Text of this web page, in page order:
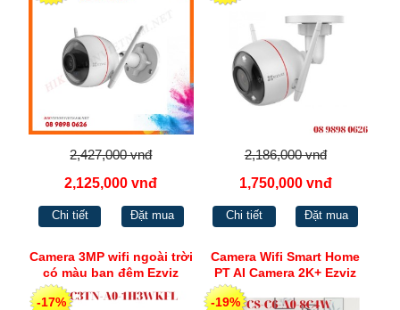
2,427,000 vnđ
2,125,000 vnđ
Chi tiết Đặt mua
2,186,000 vnđ
1,750,000 vnđ
Chi tiết Đặt mua
Camera 3MP wifi ngoài trời
có màu ban đêm Ezviz
C3TN
-17%
Camera Wifi Smart Home
PT AI Camera 2K+ Ezviz
CS-C6-A0-8C4W
-19%